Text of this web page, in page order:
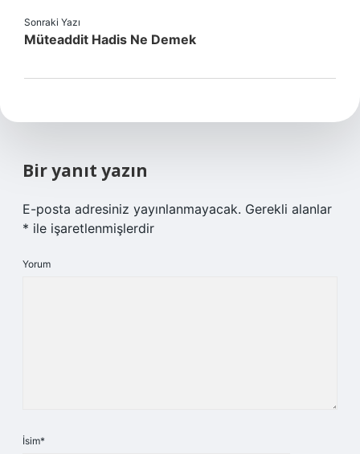
Sonraki Yazı
Müteaddit Hadis Ne Demek
Bir yanıt yazın
E-posta adresiniz yayınlanmayacak. Gerekli alanlar
* ile işaretlenmişlerdir
Yorum
İsim*